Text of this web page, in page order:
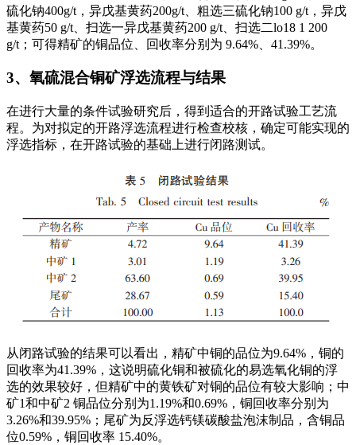
硫化钠400g/t，异戊基黄药200g/t、粗选三硫化钠100 g/t，异戊
基黄药50 g/t、扫选一异戊基黄药200 g/t、扫选二lo18 1 200
g/t；可得精矿的铜品位、回收率分别为 9.64%、41.39%。
3、氧硫混合铜矿浮选流程与结果
在进行大量的条件试验研究后，得到适合的开路试验工艺流
程。为对拟定的开路浮选流程进行检查校核，确定可能实现的
浮选指标，在开路试验的基础上进行闭路测试。
从闭路试验的结果可以看出，精矿中铜的品位为9.64%，铜的
回收率为41.39%，这说明硫化铜和被硫化的易选氧化铜的浮
选的效果较好，但精矿中的黄铁矿对铜的品位有较大影响；中
矿1和中矿2 铜品位分别为1.19%和0.69%，铜回收率分别为
3.26%和39.95%；尾矿为反浮选钙镁碳酸盐泡沫制品，含铜品
位0.59%，铜回收率 15.40%。